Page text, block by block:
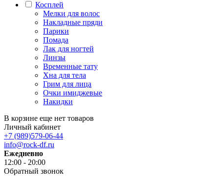
Косплей
Мелки для волос
Накладные пряди
Парики
Помада
Лак для ногтей
Линзы
Временные тату
Хна для тела
Грим для лица
Очки имиджевые
Накидки
В корзине еще нет товаров
Личный кабинет
+7 (989)579-06-44
info@rock-df.ru
Ежедневно
12:00 - 20:00
Обратный звонок